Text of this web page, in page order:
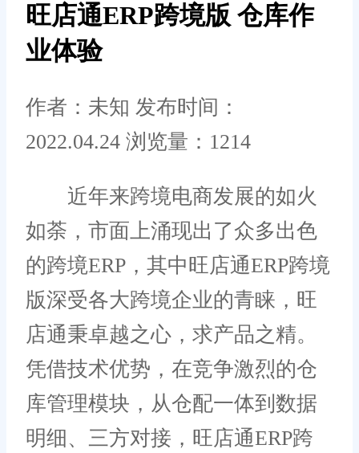
旺店通ERP跨境版 仓库作
业体验
作者：未知 发布时间：
2022.04.24 浏览量：1214
近年来跨境电商发展的如火
如荼，市面上涌现出了众多出色
的跨境ERP，其中旺店通ERP跨境
版深受各大跨境企业的青睐，旺
店通秉卓越之心，求产品之精。
凭借技术优势，在竞争激烈的仓
库管理模块，从仓配一体到数据
明细、三方对接，旺店通ERP跨